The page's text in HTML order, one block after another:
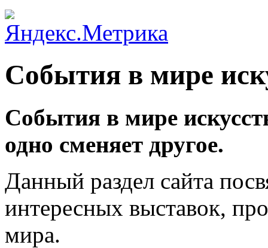
События в мире
Cобытия в мире
одно сменяет другое.
Данный раздел сайта
интересных выставок,
мира.